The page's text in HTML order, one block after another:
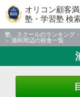
オリコン顧客
塾・学習塾 検
塾、スクールのランキング
浦和周辺の校舎一覧